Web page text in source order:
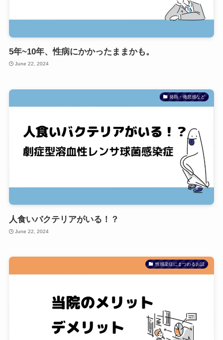
5年~10年、性病にかかったままかも。
June 22, 2024
発熱・倦怠感など
人食いバクテリアがいる！？
June 22, 2024
性感染症にまつわるお話